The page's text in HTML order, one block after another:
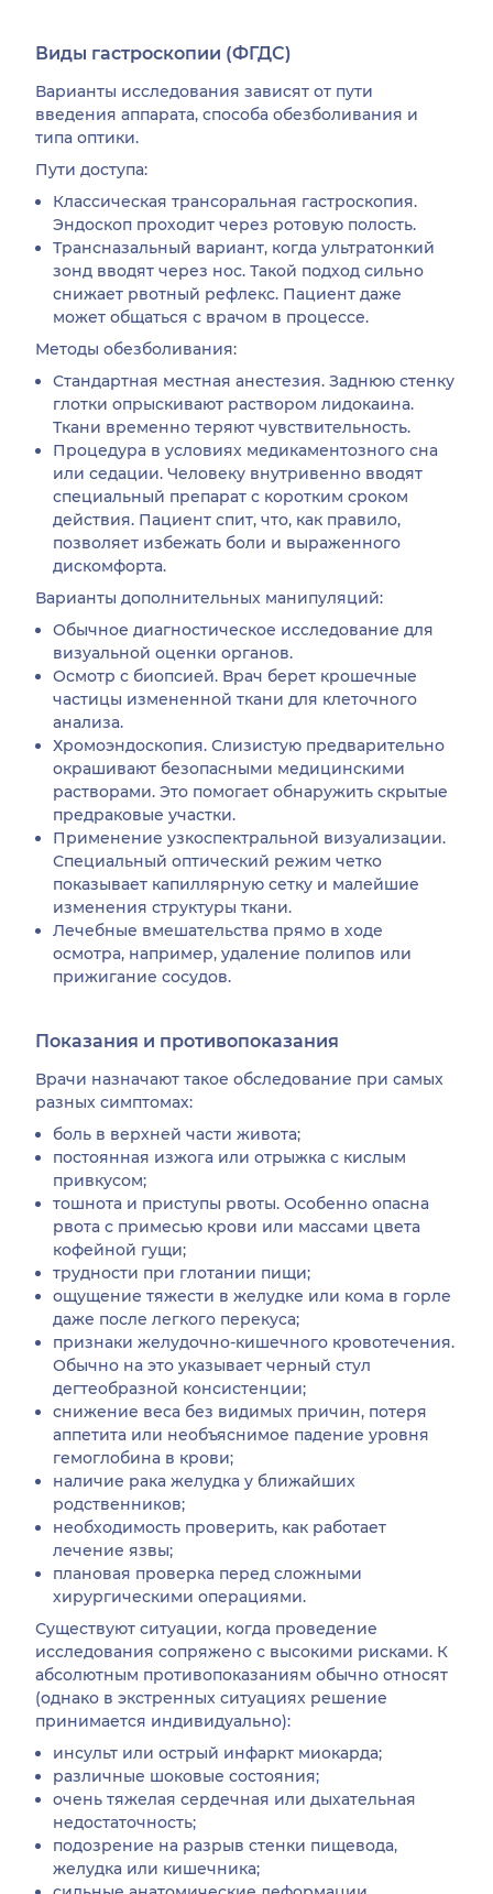
Виды гастроскопии (ФГДС)
Варианты исследования зависят от пути
введения аппарата, способа обезболивания и
типа оптики.
Пути доступа:
Классическая трансоральная гастроскопия.
Эндоскоп проходит через ротовую полость.
Трансназальный вариант, когда ультратонкий
зонд вводят через нос. Такой подход сильно
снижает рвотный рефлекс. Пациент даже
может общаться с врачом в процессе.
Методы обезболивания:
Стандартная местная анестезия. Заднюю стенку
глотки опрыскивают раствором лидокаина.
Ткани временно теряют чувствительность.
Процедура в условиях медикаментозного сна
или седации. Человеку внутривенно вводят
специальный препарат с коротким сроком
действия. Пациент спит, что, как правило,
позволяет избежать боли и выраженного
дискомфорта.
Варианты дополнительных манипуляций:
Обычное диагностическое исследование для
визуальной оценки органов.
Осмотр с биопсией. Врач берет крошечные
частицы измененной ткани для клеточного
анализа.
Хромоэндоскопия. Слизистую предварительно
окрашивают безопасными медицинскими
растворами. Это помогает обнаружить скрытые
предраковые участки.
Применение узкоспектральной визуализации.
Специальный оптический режим четко
показывает капиллярную сетку и малейшие
изменения структуры ткани.
Лечебные вмешательства прямо в ходе
осмотра, например, удаление полипов или
прижигание сосудов.
Показания и противопоказания
Врачи назначают такое обследование при самых
разных симптомах:
боль в верхней части живота;
постоянная изжога или отрыжка с кислым
привкусом;
тошнота и приступы рвоты. Особенно опасна
рвота с примесью крови или массами цвета
кофейной гущи;
трудности при глотании пищи;
ощущение тяжести в желудке или кома в горле
даже после легкого перекуса;
признаки желудочно-кишечного кровотечения.
Обычно на это указывает черный стул
дегтеобразной консистенции;
снижение веса без видимых причин, потеря
аппетита или необъяснимое падение уровня
гемоглобина в крови;
наличие рака желудка у ближайших
родственников;
необходимость проверить, как работает
лечение язвы;
плановая проверка перед сложными
хирургическими операциями.
Существуют ситуации, когда проведение
исследования сопряжено с высокими рисками. К
абсолютным противопоказаниям обычно относят
(однако в экстренных ситуациях решение
принимается индивидуально):
инсульт или острый инфаркт миокарда;
различные шоковые состояния;
очень тяжелая сердечная или дыхательная
недостаточность;
подозрение на разрыв стенки пищевода,
желудка или кишечника;